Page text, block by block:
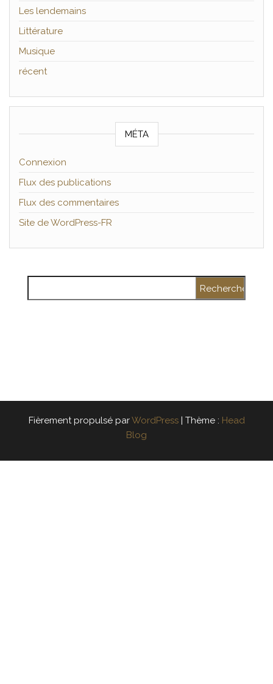
Les lendemains
Littérature
Musique
récent
MÉTA
Connexion
Flux des publications
Flux des commentaires
Site de WordPress-FR
Fièrement propulsé parWordPress | Thème : Head
Blog